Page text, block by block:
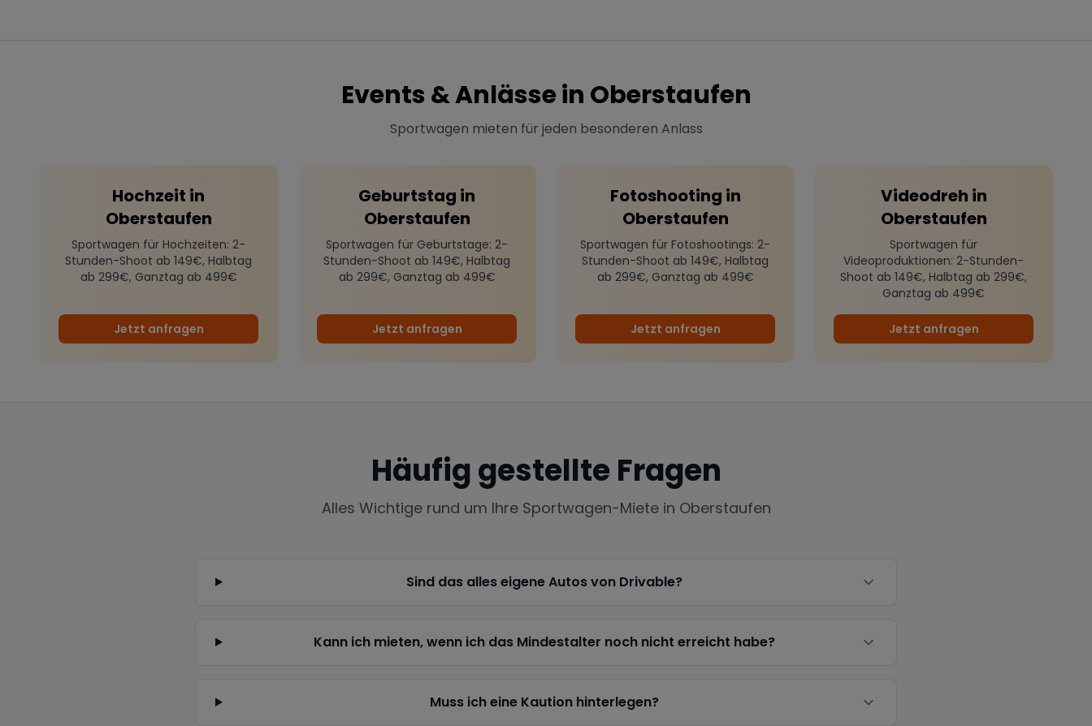
Events & Anlässe in Oberstaufen
Sportwagen mieten für jeden besonderen Anlass
Hochzeit in
Oberstaufen
Sportwagen für Hochzeiten: 2-
Stunden-Shoot ab 149€, Halbtag
ab 299€, Ganztag ab 499€
Jetzt anfragen
Geburtstag in
Oberstaufen
Sportwagen für Geburtstage: 2-
Stunden-Shoot ab 149€, Halbtag
ab 299€, Ganztag ab 499€
Jetzt anfragen
Fotoshooting in
Oberstaufen
Sportwagen für Fotoshootings: 2-
Stunden-Shoot ab 149€, Halbtag
ab 299€, Ganztag ab 499€
Jetzt anfragen
Videodreh in
Oberstaufen
Sportwagen für
Videoproduktionen: 2-Stunden-
Shoot ab 149€, Halbtag ab 299€,
Ganztag ab 499€
Jetzt anfragen
Häufig gestellte Fragen
Alles Wichtige rund um Ihre Sportwagen-Miete in Oberstaufen
Sind das alles eigene Autos von Drivable?
Kann ich mieten, wenn ich das Mindestalter noch nicht erreicht habe?
Muss ich eine Kaution hinterlegen?